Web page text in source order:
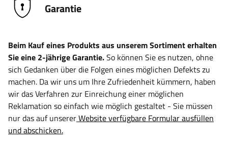
Garantie
Beim Kauf eines Produkts aus unserem Sortiment erhalten
Sie eine 2-jährige Garantie.So können Sie es nutzen, ohne
sich Gedanken über die Folgen eines möglichen Defekts zu
machen. Da wir uns um Ihre Zufriedenheit kümmern, haben
wir das Verfahren zur Einreichung einer möglichen
Reklamation so einfach wie möglich gestaltet - Sie müssen
nur das auf unsererWebsite verfügbare Formular ausfüllen
und abschicken.